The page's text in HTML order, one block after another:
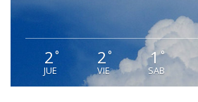
2°
JUE
2 °
VIE
1°
SAB